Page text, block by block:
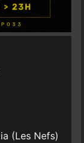
(Les Nefs)